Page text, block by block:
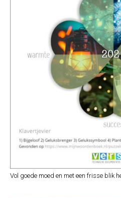
Vol goede moed en met een frisse blik